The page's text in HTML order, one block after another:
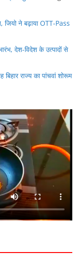
ने बढ़ाया OTT-Pass
देश-विदेश के उत्पादों से
राज्य का पांचवां शोरूम